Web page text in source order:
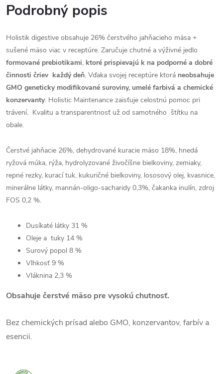
Podrobný popis
Holistik digestive obsahuje 26% čerstvého jahňacieho mäsa +
sušené mäso viac v receptúre. Zaručuje chutné a výživné jedlo
formované prebiotikami, ktoré prispievajú k na podporné a dobré
činnosti čriev každý deň. Vďaka svojej receptúre ktorá neobsahuje
GMO geneticky modifikované suroviny, umelé farbivá a chemické
konzervanty. Holistic Maintenance zaisťuje celostnú pomoc pri
trávení. Kvalitu a transparentnosť už od samotného štítku na
obale.
Čerstvé jahňacie 26%, dehydrované kuracie mäso 18%, hnedá
ryžová múka, rýža, hydrolyzované živočíšne bielkoviny, zemiaky,
repné rezky, kurací tuk, kukuričné ​​bielkoviny, lososový olej, kvasnice,
minerálne látky, mannán-oligo-sacharidy 0,3%, čakanka inulín, zdroj
FOS 0,2 %.
Dusíkaté látky 31 %
Oleje a tuky 14 %
Surový popol 8 %
Vlhkosť 9 %
Vláknina 2,3 %
Obsahuje čerstvé mäso pre vysokú chutnosť.
Bez chemických prísad alebo GMO, konzervantov, farbív a
esencii.